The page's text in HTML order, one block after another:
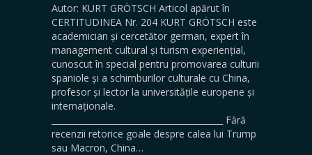
Autor: KURT GRÖTSCH Articol apărut în
CERTITUDINEA Nr. 204 KURT GRÖTSCH este
academician și cercetător german, expert în
management cultural și turism experiențial,
cunoscut în special pentru promovarea culturii
spaniole și a schimburilor culturale cu China,
profesor și lector la universitățile europene și
internaționale.
_________________________________________ Fără
recenzii retorice goale despre calea lui Trump
sau Macron, China…